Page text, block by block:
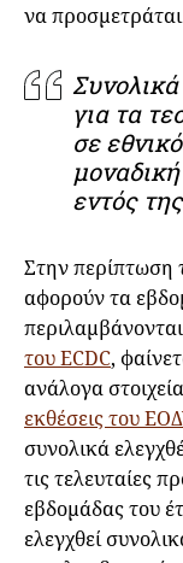
να
για τα
σε
εντός
Στην περίπτωση
αφορούν τα
του ECDC,
ανάλογα
εκθέσεις του
συνολικά
τις τελευταίες
εβδομάδας του
ελεγχθεί